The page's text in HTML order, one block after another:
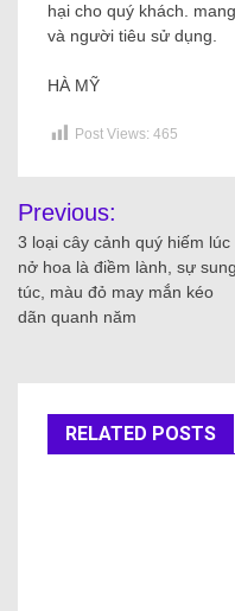
hại cho quý khách.
và người tiêu sử dụng.
HÀ MỸ
Post Views: 465
Previous:
3 loại cây cảnh quý hiếm lúc
nở hoa là điềm lành, sự sung
túc, màu đỏ may mắn kéo
dãn quanh năm
RELATED POSTS